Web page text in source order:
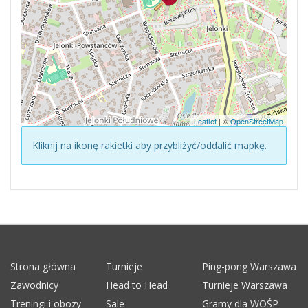
Leaflet | ©OpenStreetMap
Kliknij na ikonę rakietki aby przybliżyć/oddalić mapkę.
Strona główna Turnieje
Ping-pong Warszawa
Zawodnicy
Head to Head
Turnieje Warszawa
Treningi i obozy
Sale Gramy dla WOŚP